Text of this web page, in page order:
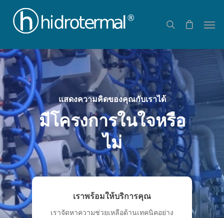
แสดงความคิดของคุณกับเราได้
มีโครงการในใจหรือ
ไม่
เราพร้อมให้บริการคุณ
เราจัดหาความช่วยเหลือด้านเทคนิคอย่าง